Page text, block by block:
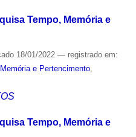
Tempo, Memória e
18/01/2022 — registrado em:
e Pertencimento,
Tempo, Memória e